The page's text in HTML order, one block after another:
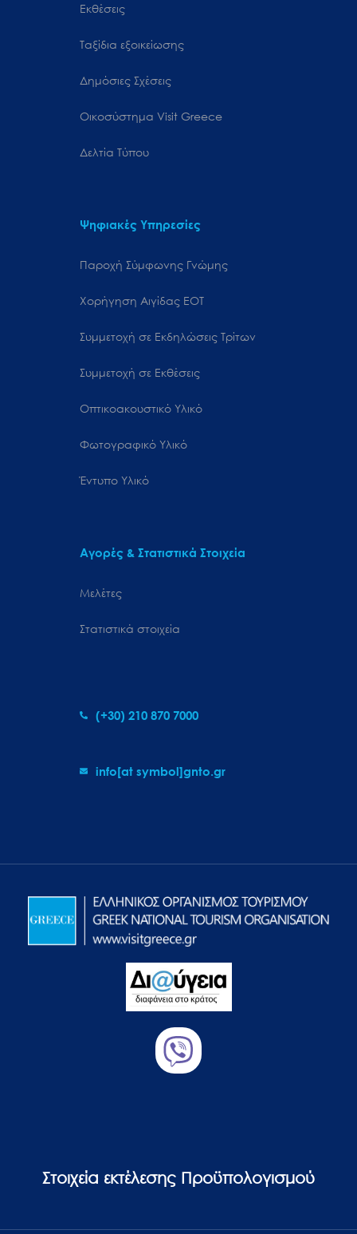
Εκθέσεις
Ταξίδια εξοικείωσης
Δημόσιες Σχέσεις
Oικοσύστημα Visit Greece
Δελτία Τύπου
Ψηφιακές Υπηρεσίες
Παροχή Σύμφωνης Γνώμης
Χορήγηση Αιγίδας ΕΟΤ
Συμμετοχή σε Εκδηλώσεις Τρίτων
Συμμετοχή σε Εκθέσεις
Οπτικοακουστικό Υλικό
Φωτογραφικό Υλικό
Έντυπο Υλικό
Αγορές & Στατιστικά Στοιχεία
Μελέτες
Στατιστικά στοιχεία
(+30) 210 870 7000
info[at symbol]gnto.gr
Στοιχεία εκτέλεσης Προϋπολογισμού